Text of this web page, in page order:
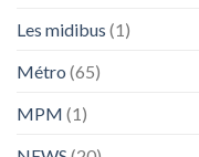
Les midibus (1)
Métro (65)
MPM (1)